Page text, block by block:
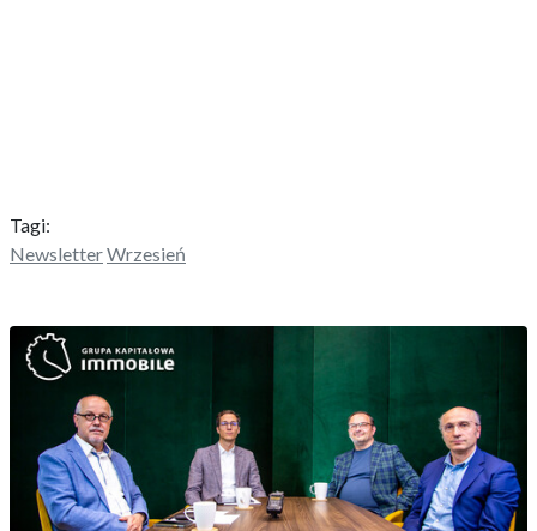
Tagi:
NewsletterWrzesień